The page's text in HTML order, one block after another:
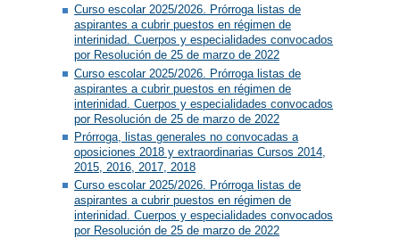
Curso escolar 2025/2026. Prórroga listas de
aspirantes a cubrir puestos en régimen de
interinidad. Cuerpos y especialidades convocados
por Resolución de 25 de marzo de 2022
Curso escolar 2025/2026. Prórroga listas de
aspirantes a cubrir puestos en régimen de
interinidad. Cuerpos y especialidades convocados
por Resolución de 25 de marzo de 2022
Prórroga, listas generales no convocadas a
oposiciones 2018 y extraordinarias Cursos 2014,
2015, 2016, 2017, 2018
Curso escolar 2025/2026. Prórroga listas de
aspirantes a cubrir puestos en régimen de
interinidad. Cuerpos y especialidades convocados
por Resolución de 25 de marzo de 2022